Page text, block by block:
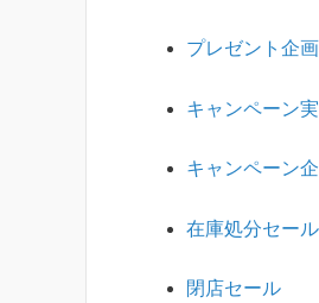
プレゼント企画
キャンペーン
キャンペーン
在庫処分セール
閉店セール